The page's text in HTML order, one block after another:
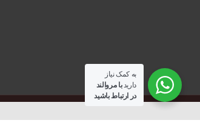
به کمک نیاز
داریدبا مروالند
در ارتباط باشید